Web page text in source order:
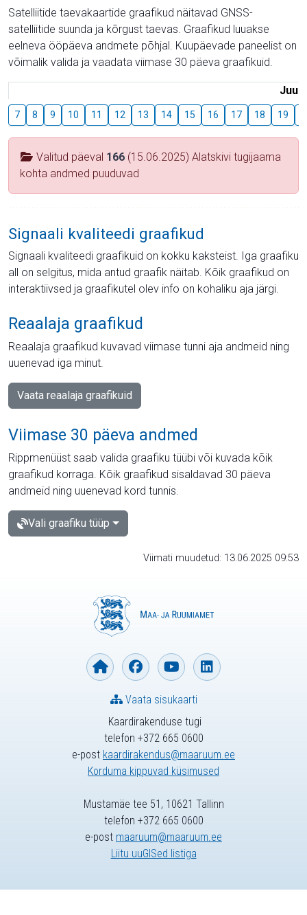
Satelliitide taevakaartide graafikud näitavad GNSS-
satelliitide suunda ja kõrgust taevas. Graafikud luuakse
eelneva ööpäeva andmete põhjal. Kuupäevade paneelist on
võimalik valida ja vaadata viimase 30 päeva graafikuid.
Juuli
7 8 9 10 11 12 13 14 15 16 17 18 19
Valitud päeval 166 (15.06.2025) Alatskivi tugijaama
kohta andmed puuduvad
Signaali kvaliteedi graafikud
Signaali kvaliteedi graafikuid on kokku kaksteist. Iga graafiku
all on selgitus, mida antud graafik näitab. Kõik graafikud on
interaktiivsed ja graafikutel olev info on kohaliku aja järgi.
Reaalaja graafikud
Reaalaja graafikud kuvavad viimase tunni aja andmeid ning
uuenevad iga minut.
Vaata reaalaja graafikuid
Viimase 30 päeva andmed
Rippmenüüst saab valida graafiku tüübi või kuvada kõik
graafikud korraga. Kõik graafikud sisaldavad 30 päeva
andmeid ning uuenevad kord tunnis.
Vali graafiku tüüp
Viimati muudetud: 13.06.2025 09:53
Kaardirakenduse tugi
telefon +372 665 0600
e-post kaardirakendus@maaruum.ee
Korduma kippuvad küsimused
Vaata sisukaarti
Mustamäe tee 51, 10621 Tallinn
telefon +372 665 0600
e-post maaruum@maaruum.ee
Liitu uuGISed listiga